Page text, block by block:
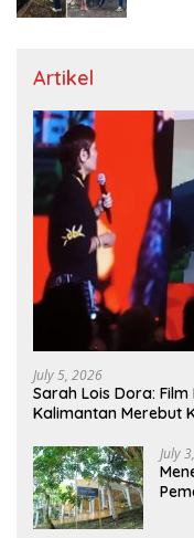
Artikel
July 5, 2026
Sarah Lois Dora:
Kalimantan Merebut
July